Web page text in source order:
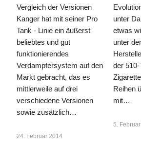
Vergleich der Versionen
Kanger hat mit seiner Pro
Tank - Linie ein äußerst
beliebtes und gut
funktionierendes
Verdampfersystem auf den
Markt gebracht, das es
mittlerweile auf drei
verschiedene Versionen
sowie zusätzlich…
24. Februar 2014
unter
etwas
unter
der
Reihen
mit…
5.